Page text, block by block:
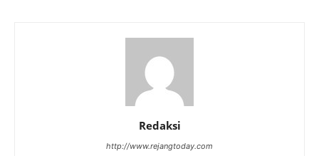
Redaksi
http://www.rejangtoday.com